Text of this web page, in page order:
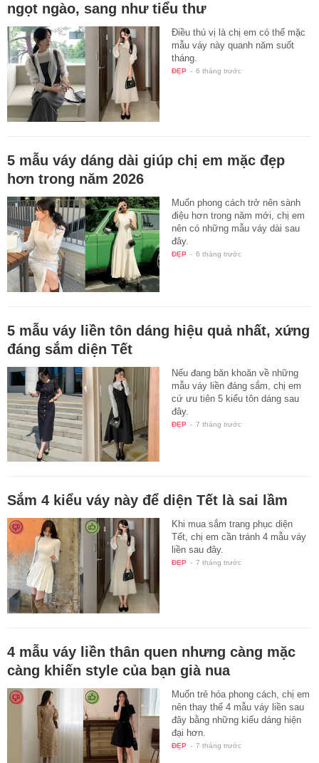
ngọt ngào, sang như tiểu thư
Điều thú vị là chị em có thể mặc
mẫu váy này quanh năm suốt
tháng.
ĐẸP - 6 tháng trước
5 mẫu váy dáng dài giúp chị em mặc đẹp
hơn trong năm 2026
Muốn phong cách trở nên sành
điệu hơn trong năm mới, chị em
nên có những mẫu váy dài sau
đây.
ĐẸP - 6 tháng trước
5 mẫu váy liền tôn dáng hiệu quả nhất, xứng
đáng sắm diện Tết
Nếu đang băn khoăn về những
mẫu váy liền đáng sắm, chị em
cứ ưu tiên 5 kiểu tôn dáng sau
đây.
ĐẸP - 7 tháng trước
Sắm 4 kiểu váy này để diện Tết là sai lầm
Khi mua sắm trang phục diện
Tết, chị em cần tránh 4 mẫu váy
liền sau đây.
ĐẸP - 7 tháng trước
4 mẫu váy liền thân quen nhưng càng mặc
càng khiến style của bạn già nua
Muốn trẻ hóa phong cách, chị em
nên thay thế 4 mẫu váy liền sau
đây bằng những kiểu dáng hiện
đại hơn.
ĐẸP - 7 tháng trước